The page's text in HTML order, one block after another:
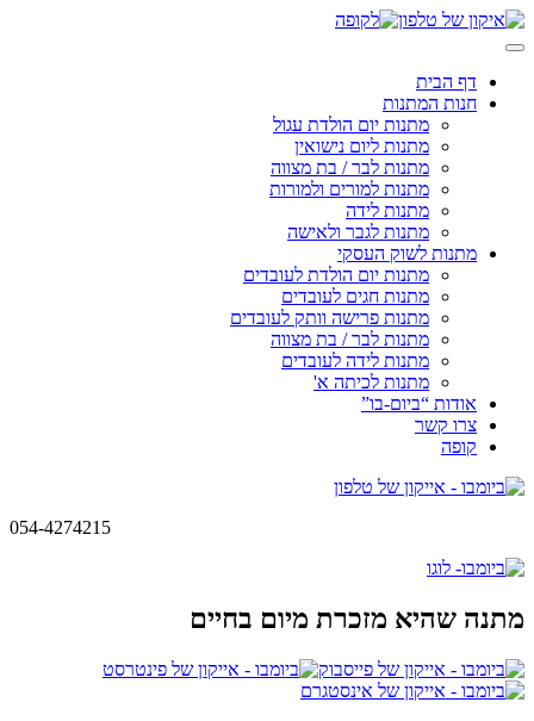
Skip
to
דף הבית
חנות המתנות
מתנות יום הולדת עגול
מתנות ליום נישואין
מתנות לבר / בת מצווה
מתנות למורים ולמורות
מתנות לידה
מתנות לגבר ולאישה
מתנות לשוק העסקי
מתנות יום הולדת לעובדים
מתנות חגים לעובדים
מתנות פרישה וותק לעובדים
מתנות לבר / בת מצווה
מתנות לידה לעובדים
מתנות לכיתה א'
אודות “ביום-בו”
צרו קשר
קופה
054-4274215
מתנה שהיא מזכרת מיום בחיים